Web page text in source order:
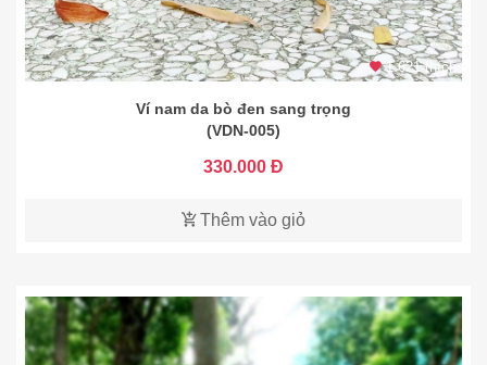
1.621 thích
Ví nam da bò đen sang trọng
(VDN-005)
330.000 Đ
Thêm vào giỏ